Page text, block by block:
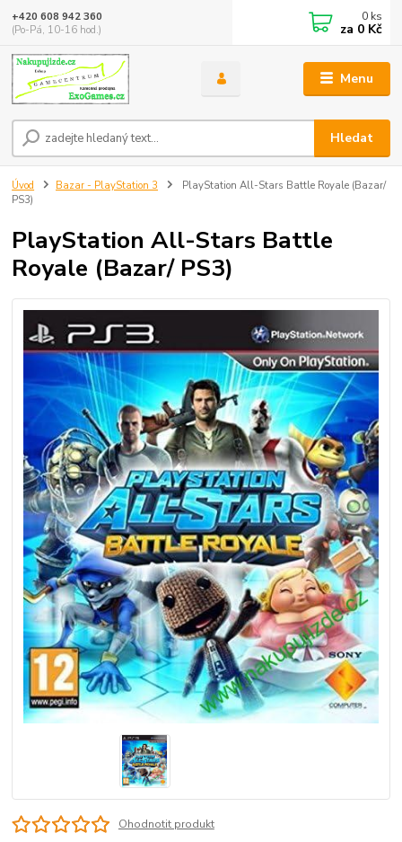
Menu
Hledat
+420 608 942 360
(Po-Pá, 10-16 hod.)
0 ks
za 0 Kč
Úvod Bazar - PlayStation 3
PlayStation All-Stars Battle Royale (Bazar/
PS3)
PlayStation All-Stars Battle
Royale (Bazar/ PS3)
Ohodnotit produkt